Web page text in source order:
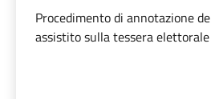
Procedimento di annotazione
assistito sulla tessera elettorale